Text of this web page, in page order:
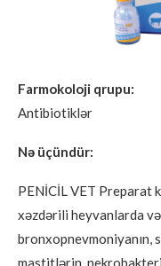
Farmokoloji qrupu:
Antibiotiklər
Nə üçündür:
PENİCİL VET Preparat
xəzdərili heyvanlarda
bronxopnevmoniyanın,
mastitlərin,